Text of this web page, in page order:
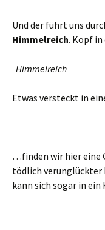
Und der führt uns
Himmelreich. Kopf in
Himmelreich
Etwas versteckt in
…finden wir hier eine
tödlich verunglückter
kann sich sogar in